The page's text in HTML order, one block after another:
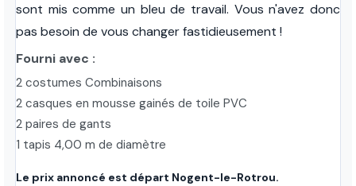
sont mis comme un bleu de travail. Vous n'avez donc
pas besoin de vous changer fastidieusement !
Fourni avec :
2 costumes Combinaisons
2 casques en mousse gainés de toile PVC
2 paires de gants
1 tapis 4,00 m de diamètre
Le prix annoncé est départ Nogent-le-Rotrou.